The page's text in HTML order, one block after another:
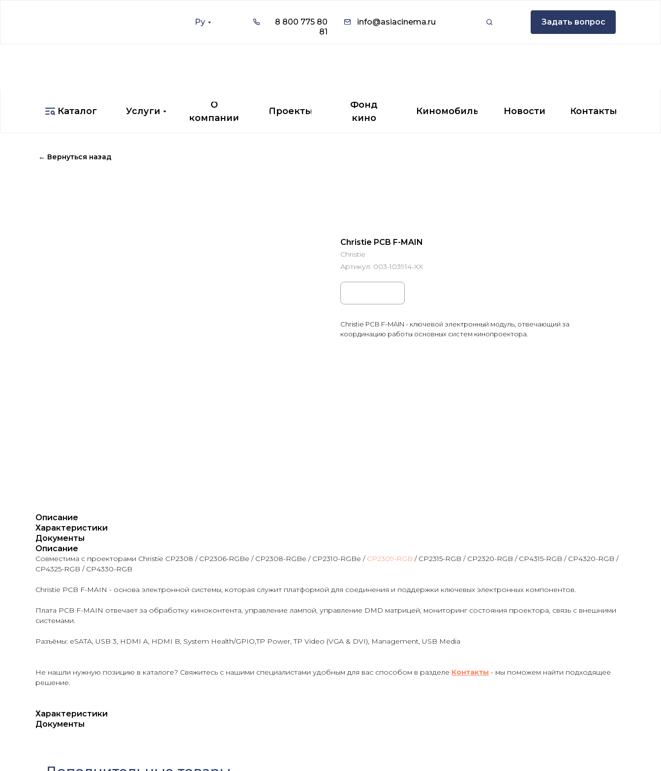
Ру
8 800 775 80
81
info@asiacinema.ru Задать вопрос
Задать вопрос
info@asiacinema.ru
8 800 775 80
81
Ру
Новости
Киномобиль
Фонд
кино
Проекты
О
компании
Услуги
Каталог Контакты
← Вернуться назад
Christie PCB F-MAIN
Christie
Артикул: 003-103914-XX
Christie PCB F-MAIN - ключевой электронный модуль, отвечающий за
координацию работы основных систем кинопроектора.
Описание
Характеристики
Документы
Описание
Совместима с проекторами Christie CP2308 / CP2306-RGBe / CP2308-RGBe / CP2310-RGBe / CP2309-RGB / CP2315-RGB / CP2320-RGB / CP4315-RGB / CP4320-RGB /
CP4325-RGB / CP4330-RGB
Christie PCB F-MAIN - основа электронной системы, которая служит платформой для соединения и поддержки ключевых электронных компонентов.
Плата PCB F-MAIN отвечает за обработку киноконтента, управление лампой, управление DMD матрицей, мониторинг состояния проектора, связь с внешними
системами.
Разъёмы: eSATA, USB 3, HDMI A, HDMI B, System Health/GPIO,TP Power, TP Video (VGA & DVI), Management, USB Media
Не нашли нужную позицию в каталоге? Свяжитесь с нашими специалистами удобным для вас способом в разделе Контакты - мы поможем найти подходящее
решение.
Характеристики
Документы